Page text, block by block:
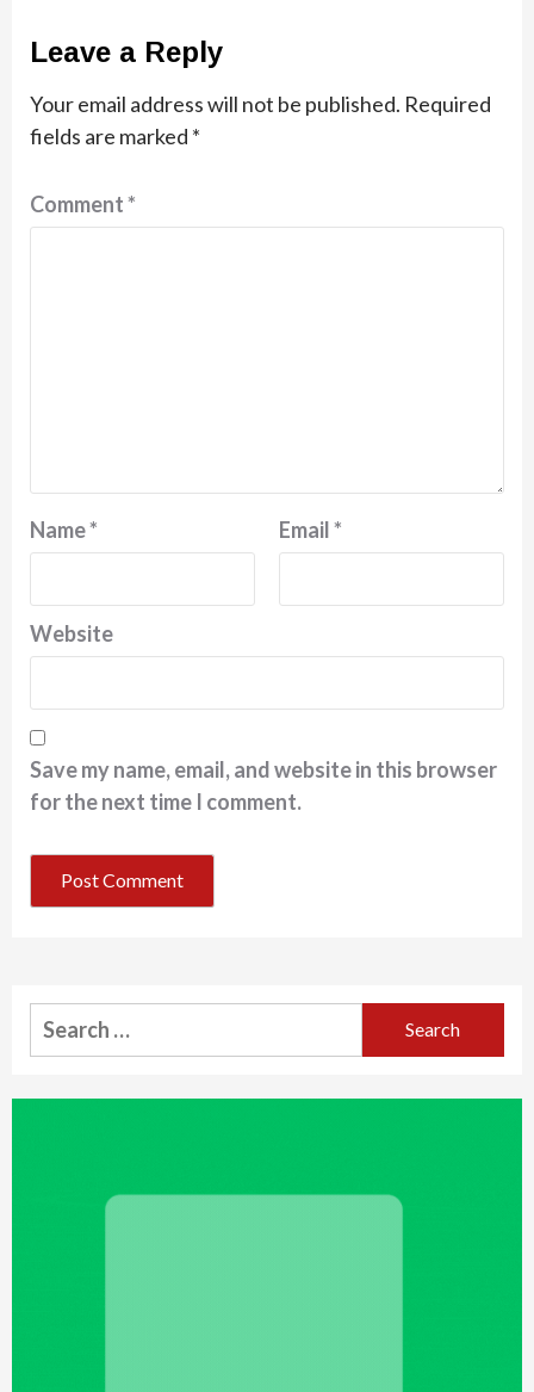
Leave a Reply
Your email address will not be published. Required
fields are marked *
Comment*
Name* Email*
Website
Save my name, email, and website in this browser
for the next time I comment.